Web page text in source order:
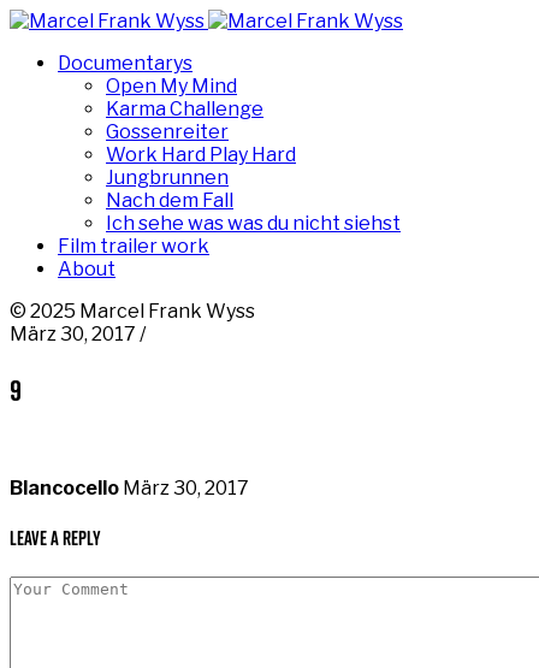
Documentarys
Open My Mind
Karma Challenge
Gossenreiter
Work Hard Play Hard
Jungbrunnen
Nach dem Fall
Ich sehe was was du nicht siehst
Film trailer work
About
© 2025 Marcel Frank Wyss
März 30, 2017 /
9
Blancocello März 30, 2017
Leave a Reply